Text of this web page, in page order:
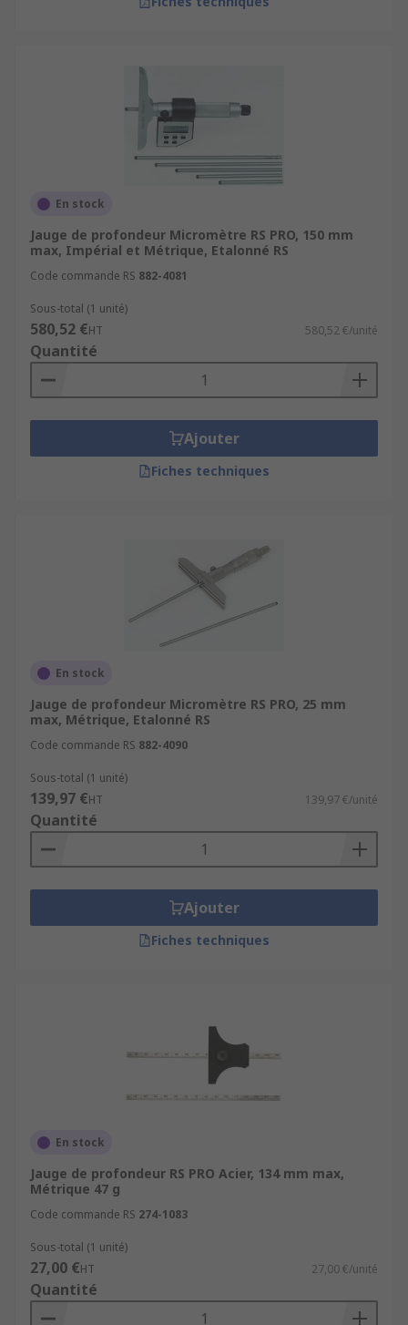
En stock
Jauge de profondeur Micromètre RS PRO, 150 mm
max, Impérial et Métrique, Etalonné RS
Code commande RS 882-4081
Sous-total (1 unité)
580,52 €HT 580,52 €/unité
Quantité
Ajouter
Fiches techniques
En stock
Jauge de profondeur Micromètre RS PRO, 25 mm
max, Métrique, Etalonné RS
Code commande RS 882-4090
Sous-total (1 unité)
139,97 €HT 139,97 €/unité
Quantité
Ajouter
Fiches techniques
En stock
Jauge de profondeur RS PRO Acier, 134 mm max,
Métrique 47 g
Code commande RS 274-1083
Sous-total (1 unité)
27,00 €HT 27,00 €/unité
Quantité